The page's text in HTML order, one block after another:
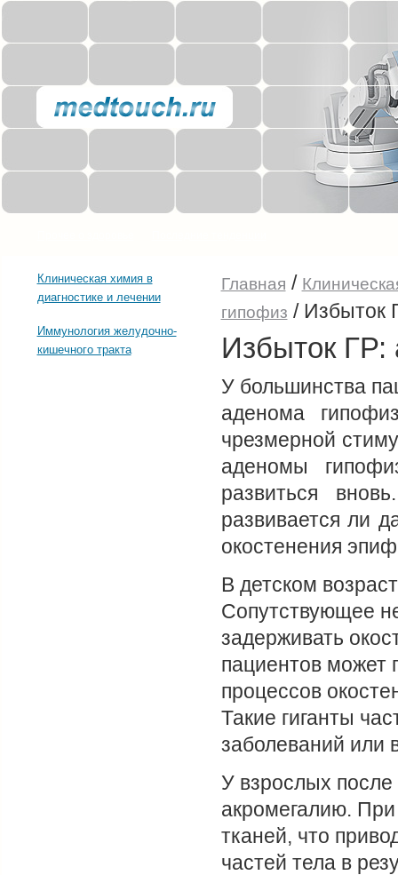
Клиническая химия в
диагностике и лечении
Иммунология желудочно-
кишечного тракта
Главная /
гипофиз / Избыток
Избыток ГР:
У большинства
аденома
чрезмерной
аденомы
развиться
развивается ли
окостенения
В детском
Сопутствующее
задерживать
пациентов
процессов
Такие гиганты
заболеваний или
У взрослых
акромегалию.
тканей, что
частей тела в